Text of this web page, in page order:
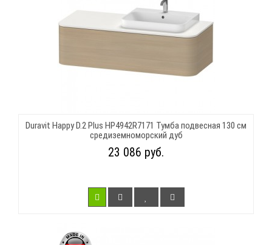
Duravit Happy D.2 Plus HP4942R7171 Тумба подвесная 130 см
средиземноморский дуб
23 086 руб.